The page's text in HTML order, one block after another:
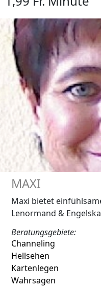
MAXI
Maxi bietet
Lenormand &
Beratungsgebiete:
Channeling
Hellsehen
Kartenlegen
Wahrsagen